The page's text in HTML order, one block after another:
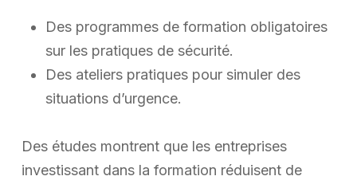
Des programmes de formation obligatoires
sur les pratiques de sécurité.
Des ateliers pratiques pour simuler des
situations d’urgence.
Des études montrent que les entreprises
investissant dans la formation réduisent de